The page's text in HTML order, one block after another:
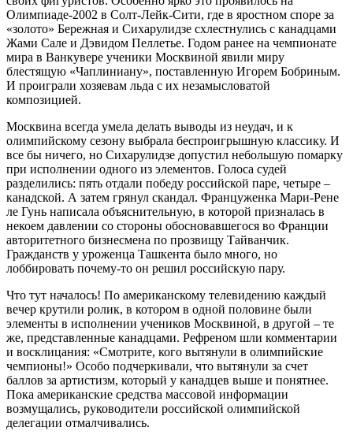
Олимпиаде-2002 в Солт-Лейк-Сити, где в яростном споре за
«золото» Бережная и Сихарулидзе схлестнулись с канадцами
Жами Сале и Дэвидом Пеллетье. Годом ранее на чемпионате
мира в Ванкувере ученики Москвиной явили миру
блестящую «Чаплиниану», поставленную Игорем Бобриным.
И проиграли хозяевам льда с их незамысловатой
композицией.
Москвина всегда умела делать выводы из неудач, и к
олимпийскому сезону выбрала беспроигрышную классику. И
все бы ничего, но Сихарулидзе допустил небольшую помарку
при исполнении одного из элементов. Голоса судей
разделились: пять отдали победу российской паре, четыре –
канадской. А затем грянул скандал. Француженка Мари-Рене
ле Гунь написала объяснительную, в которой призналась в
некоем давлении со стороны обосновавшегося во Франции
авторитетного бизнесмена по прозвищу Тайванчик.
Гражданств у уроженца Ташкента было много, но
лоббировать почему-то он решил российскую пару.
Что тут началось! По американскому телевидению каждый
вечер крутили ролик, в котором в одной половине были
элементы в исполнении учеников Москвиной, в другой – те
же, представленные канадцами. Рефреном шли комментарии
и восклицания: «Смотрите, кого вытянули в олимпийские
чемпионы!» Особо подчеркивали, что вытянули за счет
баллов за артистизм, который у канадцев выше и понятнее.
Пока американские средства массовой информации
возмущались, руководители российской олимпийской
делегации отмалчивались.